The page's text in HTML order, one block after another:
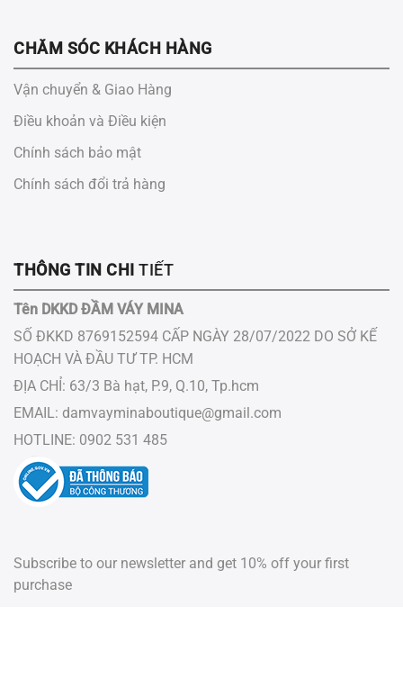
CHĂM SÓC KHÁCH HÀNG
Vận chuyển & Giao Hàng
Điều khoản và Điều kiện
Chính sách bảo mật
Chính sách đổi trả hàng
THÔNG TIN CHI TIẾT
Tên DKKD ĐẦM VÁY MINA
SỐ ĐKKD 8769152594 CẤP NGÀY 28/07/2022 DO SỞ KẾ
HOẠCH VÀ ĐẦU TƯ ​TP.​ HCM
ĐỊA CHỈ: 63/3 Bà hạt, P.9, Q.10, Tp.hcm
EMAIL: damvayminaboutique@gmail.com
HOTLINE: 0902 531 485
Subscribe to our newsletter and get 10% off your first
purchase